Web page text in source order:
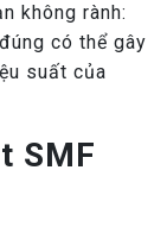
không rành:
có thể gây
suất của
SMF